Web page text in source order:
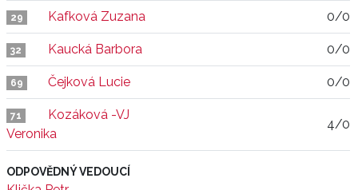
29 Kafková Zuzana 0/0
32 Kaucká Barbora 0/0
69 Čejková Lucie 0/0
71
Kozáková -VJ
Veronika
4/0
ODPOVĚDNÝ VEDOUCÍ